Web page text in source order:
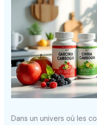
Dans un univers où les